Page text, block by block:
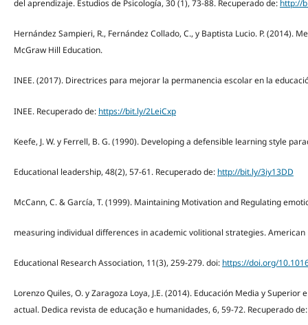
del aprendizaje. Estudios de Psicología, 30 (1), 73-88. Recuperado de: http://
Hernández Sampieri, R., Fernández Collado, C., y Baptista Lucio. P. (2014).
McGraw Hill Education.
INEE. (2017). Directrices para mejorar la permanencia escolar en la
INEE. Recuperado de: https://bit.ly/2LeiCxp
Keefe, J. W. y Ferrell, B. G. (1990). Developing a defensible learning style
Educational leadership, 48(2), 57-61. Recuperado de: http://bit.ly/3iy13DD
McCann, C. & García, T. (1999). Maintaining Motivation and Regulating
measuring individual differences in academic volitional strategies. American
Educational Research Association, 11(3), 259-279. doi: https://doi.org/
Lorenzo Quiles, O. y Zaragoza Loya, J.E. (2014). Educación Media y
actual. Dedica revista de educação e humanidades, 6, 59-72. Recuperado